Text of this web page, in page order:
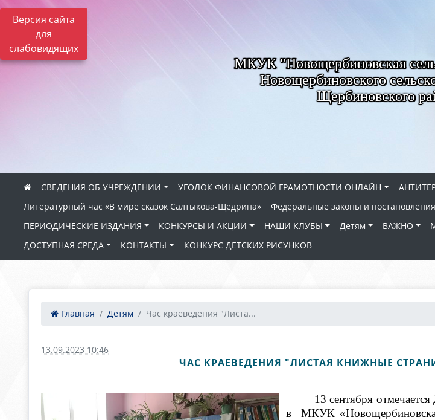
Версия сайта
для
слабовидящих
МКУК "Новощербиновская
Новощербиновского
Щербиновского
СВЕДЕНИЯ ОБ УЧРЕЖДЕНИИ УГОЛОК ФИНАНСОВОЙ ГРАМОТНОСТИ ОНЛАЙН
Литературный час «В мире сказок Салтыкова-Щедрина»
Федеральные законы и
ПЕРИОДИЧЕСКИЕ ИЗДАНИЯ
КОНКУРСЫ И АКЦИИ НАШИ КЛУБЫ Детям ВАЖНО
ДОСТУПНАЯ СРЕДА
КОНТАКТЫ КОНКУРС ДЕТСКИХ РИСУНКОВ
Главная Детям Час краеведения "Листа...
13.09.2023 10:46
ЧАС КРАЕВЕДЕНИЯ "ЛИСТАЯ КНИЖНЫЕ
13 сентября
в МКУК «Новощербиновская